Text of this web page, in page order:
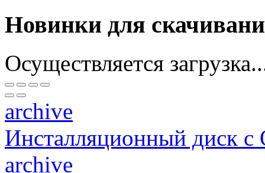
Новинки для
Осуществляется
archive
Инсталляционный диск
archive